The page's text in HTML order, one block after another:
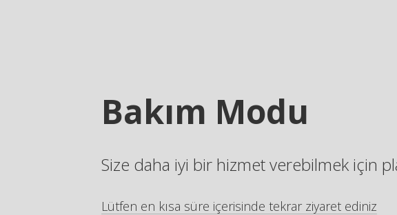
Bakım Modu
Size daha iyi bir hizmet verebilmek için
Lütfen en kısa süre içerisinde tekrar ziyaret ediniz